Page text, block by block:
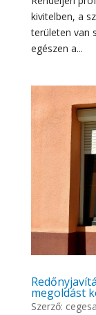
kivitelben, a
területen van
egészen a...
megoldást
Szerző: